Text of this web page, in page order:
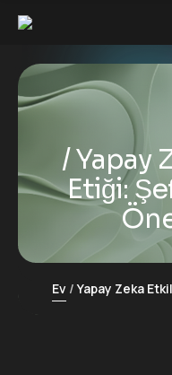
Yapay
Etiği:
Ev Yapay Zeka